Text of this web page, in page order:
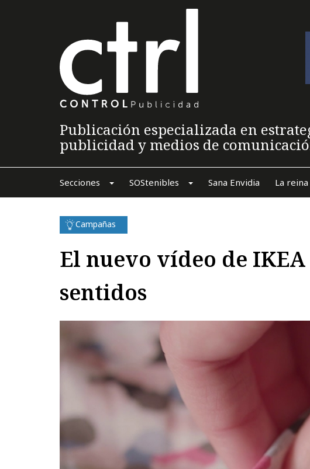
Publicación especializada en
publicidad y medios de
Secciones SOStenibles Sana Envidia La
Campañas
El nuevo vídeo de
sentidos